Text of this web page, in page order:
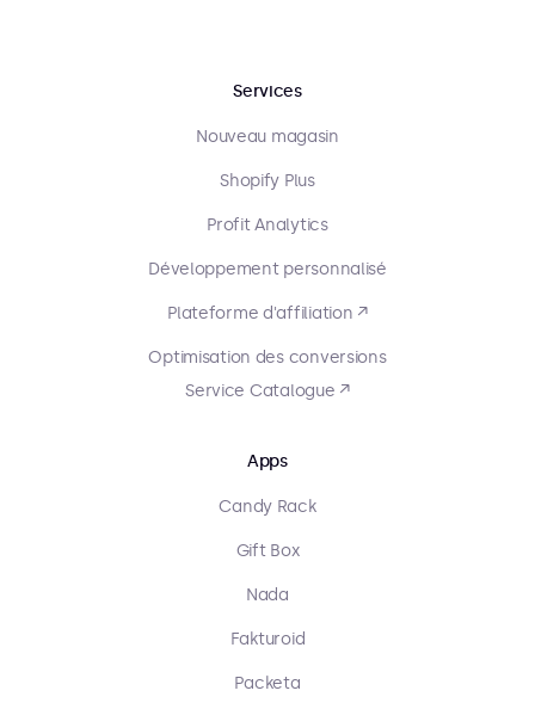
Services
Nouveau magasin
Shopify Plus
Profit Analytics
Développement personnalisé
Plateforme d'affiliation ↗
Optimisation des conversions
Service Catalogue ↗
Apps
Candy Rack
Gift Box
Nada
Fakturoid
Packeta